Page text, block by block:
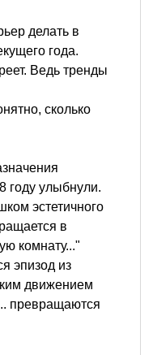
делать в
года.
Ведь тренды
сколько
году улыбнули.
эстетичного
в
комнату..."
эпизод из
движением
превращаются